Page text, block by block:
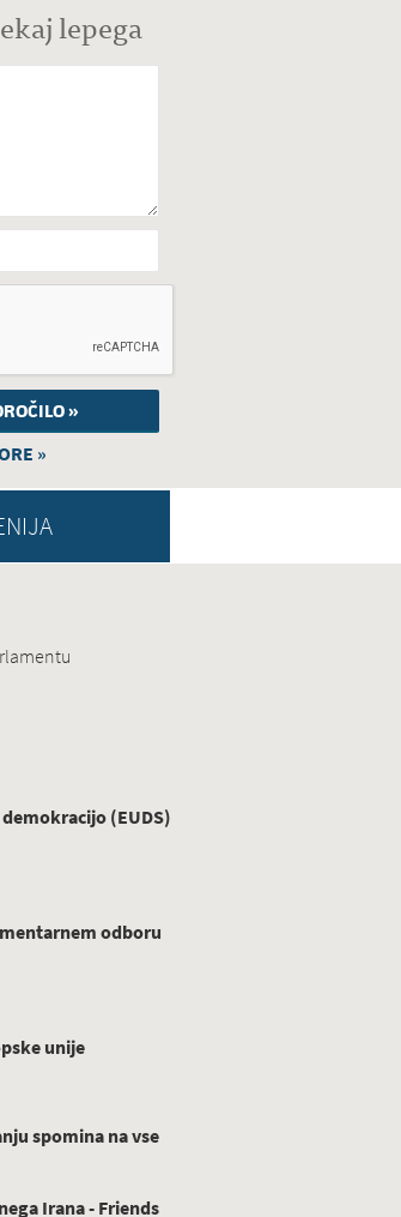
lepega
»
(EUDS)
odboru
unije
spomina na vse
Irana - Friends